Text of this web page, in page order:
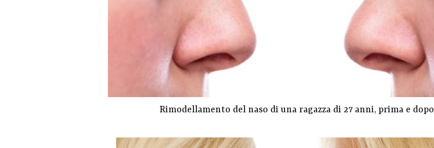
Rimodellamento del naso di una ragazza di 27 anni, prima e dopo